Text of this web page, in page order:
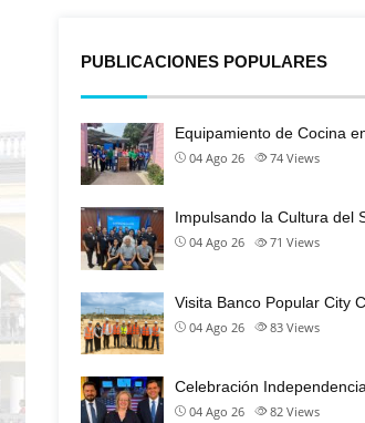
PUBLICACIONES POPULARES
Equipamiento de Cocina
04 Ago 26 74 Views
Impulsando la Cultura del
04 Ago 26 71 Views
Visita Banco Popular City
04 Ago 26 83 Views
Celebración
04 Ago 26 82 Views